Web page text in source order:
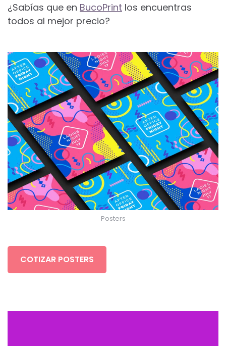
¿Sabías que en BucoPrint los encuentras
todos al mejor precio?
Posters
COTIZAR POSTERS